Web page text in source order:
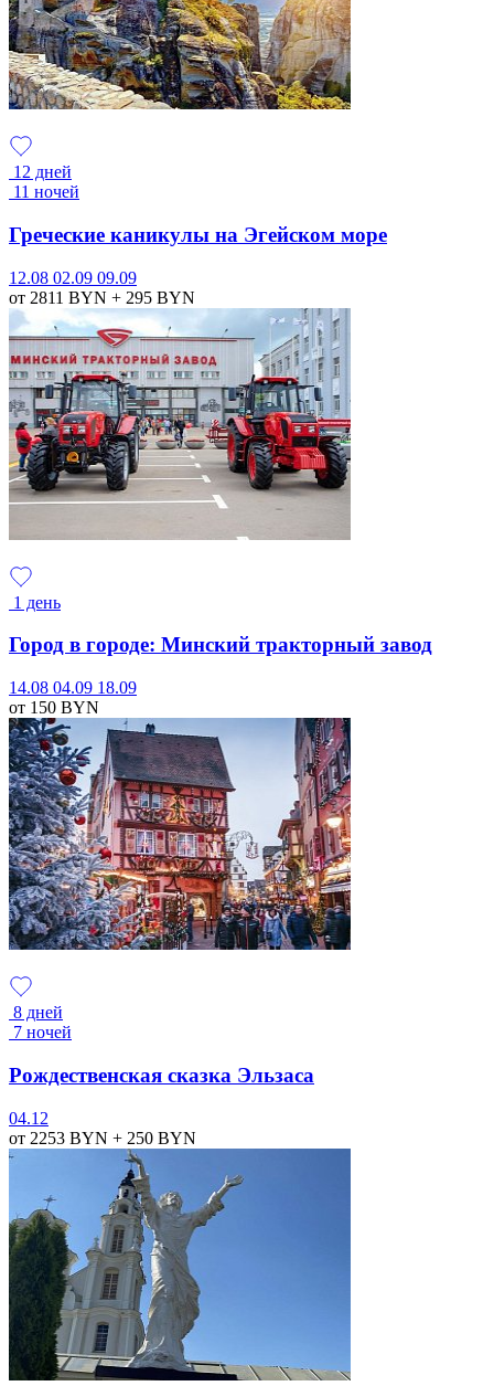
12 дней
11 ночей
Греческие каникулы на Эгейском море
12.08 02.09 09.09
от 2811 BYN + 295 BYN
1 день
Город в городе: Минский тракторный завод
14.08 04.09 18.09
от 150 BYN
8 дней
7 ночей
Рождественская сказка Эльзаса
04.12
от 2253 BYN + 250 BYN